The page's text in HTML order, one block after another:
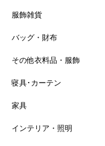
服飾雑貨
バッグ・財布
その他衣料品・服飾
寝具･カーテン
家具
インテリア・照明